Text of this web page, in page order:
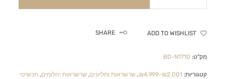
ADD TO WISHLIST
SHARE
מק"ט: BD-N1710
קטגוריות: ₪2,001-₪4,999
, שרשראות ותליונים, שרשראות יהלומים,תכשיטי